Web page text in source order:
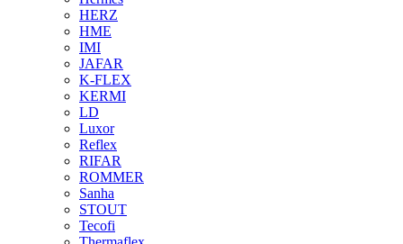
HERZ
HME
IMI
JAFAR
K-FLEX
KERMI
LD
Luxor
Reflex
RIFAR
ROMMER
Sanha
STOUT
Tecofi